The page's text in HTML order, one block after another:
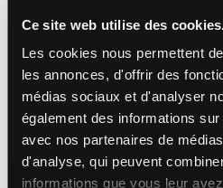
Ce site web utilise des cookies.
Les cookies nous permettent
les annonces, d'offrir des
médias sociaux et d'analyser
également des informations
avec nos partenaires de
d'analyse, qui peuvent
informations que vous leur